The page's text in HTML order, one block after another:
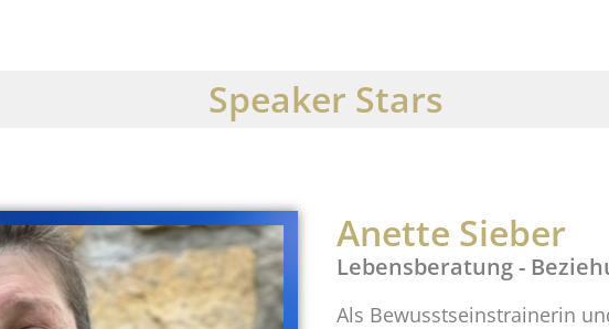
Speaker Stars
Anette Sieber
Lebensberatung -
Als Bewusstseinstrainerin